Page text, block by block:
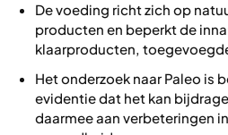
De voeding richt zich op
producten en beperkt de
klaarproducten,
Het onderzoek naar Paleo is
evidentie dat het kan
daarmee aan verbeteringen